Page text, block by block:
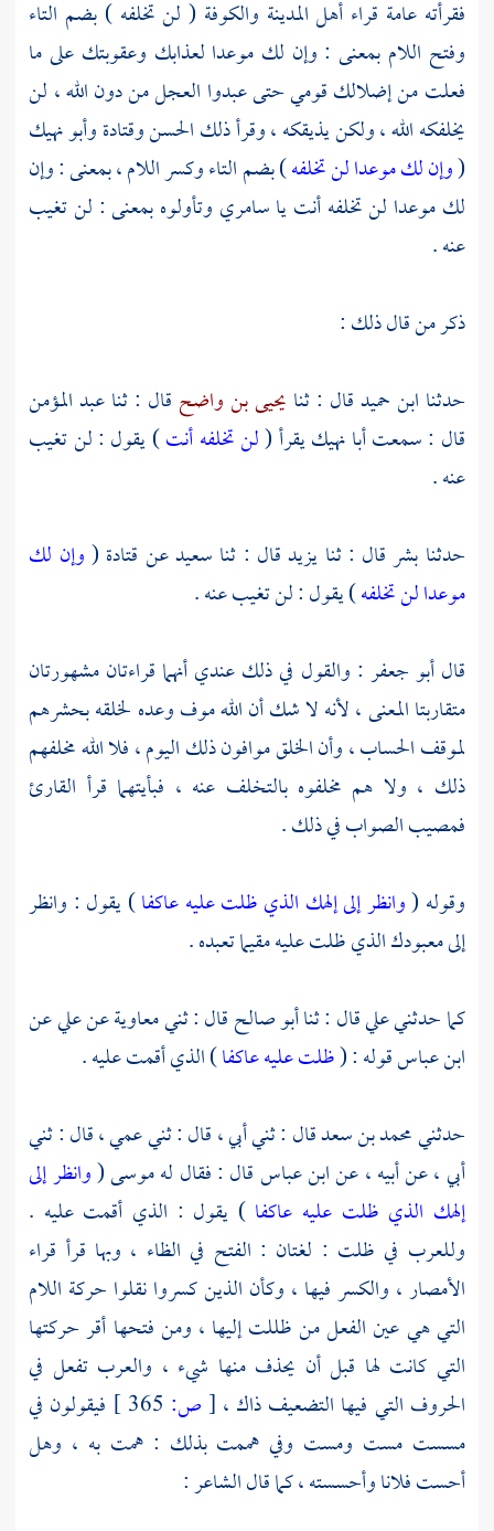
فقرأته عامة قراء أهل المدينة والكوفة ( لن تخلفه ) بضم التاء
وفتح اللام بمعنى : وإن لك موعدا لعذابك وعقوبتك على ما
فعلت من إضلالك قومي حتى عبدوا العجل من دون الله ، لن
يخلفكه الله ، ولكن يذيقكه ، وقرأ ذلكالحسنوقتادةوأبو نهيك
(وإن لك موعدا لن تخلفه) بضم التاء وكسر اللام ، بمعنى : وإن
لك موعدا لن تخلفه أنت ياسامري وتأولوه بمعنى : لن تغيب
عنه .
ذكر من قال ذلك :
حدثنا ابن حميدقال : ثنا يحيى بن واضح قال : ثناعبد المؤمن
قال : سمعتأبا نهيكيقرأ (لن تخلفه أنت) يقول : لن تغيب
عنه .
حدثنا بشرقال : ثنا يزيدقال : ثنا سعيدعن قتادة (وإن لك
موعدا لن تخلفه) يقول : لن تغيب عنه .
قال أبو جعفر : والقول في ذلك عندي أنهما قراءتان مشهورتان
متقاربتا المعنى ، لأنه لا شك أن الله موف وعده لخلقه بحشرهم
لموقف الحساب ، وأن الخلق موافون ذلك اليوم ، فلا الله مخلفهم
ذلك ، ولا هم مخلفوه بالتخلف عنه ، فبأيتهما قرأ القارئ
فمصيب الصواب في ذلك .
وقوله (وانظر إلى إلهك الذي ظلت عليه عاكفا) يقول : وانظر
إلى معبودك الذي ظلت عليه مقيما تعبده .
كما حدثنيعليقال : ثناأبو صالحقال : ثنيمعاويةعنعليعن
ابن عباسقوله : (ظلت عليه عاكفا) الذي أقمت عليه .
حدثنيمحمد بن سعدقال : ثني أبي ، قال : ثني عمي ، قال : ثني
أبي ، عن أبيه ، عنابن عباسقال : فقال لهموسى(وانظر إلى
إلهك الذي ظلت عليه عاكفا) يقول : الذي أقمت عليه .
وللعرب في ظلت : لغتان : الفتح في الظاء ، وبها قرأ قراء
الأمصار ، والكسر فيها ، وكأن الذين كسروا نقلوا حركة اللام
التي هي عين الفعل من ظللت إليها ، ومن فتحها أقر حركتها
التي كانت لها قبل أن يحذف منها شيء ، والعرب تفعل في
الحروف التي فيها التضعيف ذاك ، [ص:
فيقولون في
مسست مست ومست وفي هممت بذلك : همت به ، وهل
أحست فلانا وأحسسته ، كما قال الشاعر :